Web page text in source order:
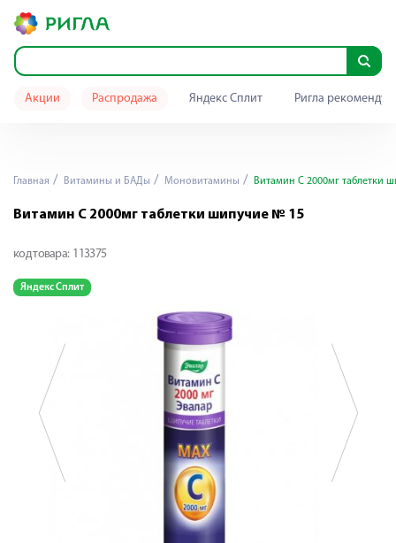
Акции Распродажа Яндекс Сплит Ригла
Главная Витамины и БАДы Моновитамины Витамин С 2000мг таблетки
Витамин С 2000мг таблетки шипучие № 15
код товара: 113375
Яндекс Сплит